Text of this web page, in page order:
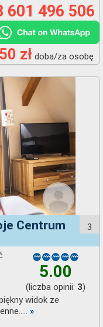
601 496 506
50 zł doba/za osobę
3
Centrum
5.00
(liczba opinii: 3)
widok ze
»